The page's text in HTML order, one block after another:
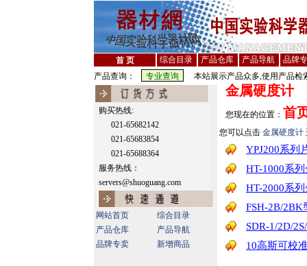
首 页 综合目录 产品仓库 产品导航
品牌
产品查询：
本站展示产品众多,使用产品检
购买热线:
021-65682142
021-65683854
021-65688364
服务热线：
servers@shuoguang.com
网站首页
综合目录
产品仓库
产品导航
品牌专卖
新增商品
金属硬度计
您现在的位置： 首
您可以点击 金属硬度计
YPJ200系列
HT-1000系
HT-2000系
FSH-2B/2BK
SDR-1/2D/
10高斯可校